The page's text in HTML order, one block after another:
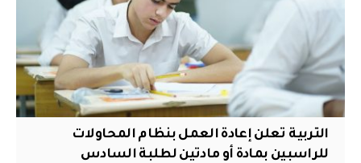
التربية تعلن إعادة العمل بنظام المحاولات
للراسبين بمادة أو مادتين لطلبة السادس